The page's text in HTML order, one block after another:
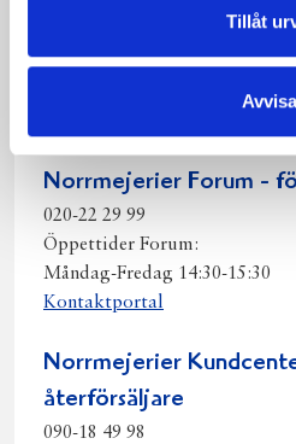
Tillåt
Avvisa
Norrmejeriers växel:
090-18 28 00
Öppettider: 08:00 – 16:00
Norrmejerier Forum -
020-22 29 99
Öppettider Forum:
Måndag-Fredag 14:30-15:30
Kontaktportal
Norrmejerier
återförsäljare
090-18 49 98